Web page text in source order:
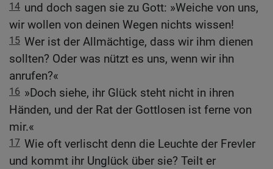
14 und doch sagen sie zu Gott: »Weiche von uns,
wir wollen von deinen Wegen nichts wissen!
15 Wer ist der Allmächtige, dass wir ihm dienen
sollten? Oder was nützt es uns, wenn wir ihn
anrufen?«
16 »Doch siehe, ihr Glück steht nicht in ihren
Händen, und der Rat der Gottlosen ist ferne von
mir.«
17 Wie oft verlischt denn die Leuchte der Frevler
und kommt ihr Unglück über sie? Teilt er